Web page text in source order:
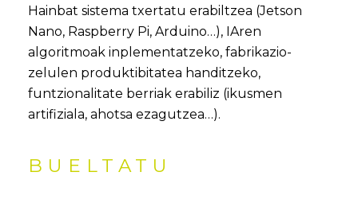
Hainbat sistema txertatu erabiltzea (Jetson
Nano, Raspberry Pi, Arduino…), IAren
algoritmoak inplementatzeko, fabrikazio-
zelulen produktibitatea handitzeko,
funtzionalitate berriak erabiliz (ikusmen
artifiziala, ahotsa ezagutzea…).
BUELTATU